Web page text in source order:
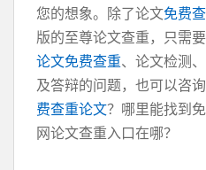
您的想象。除了论文免费
版的至尊论文查重，只需
论文免费查重、论文检测
及答辩的问题，也可以咨
费查重论文？哪里能找到
网论文查重入口在哪？